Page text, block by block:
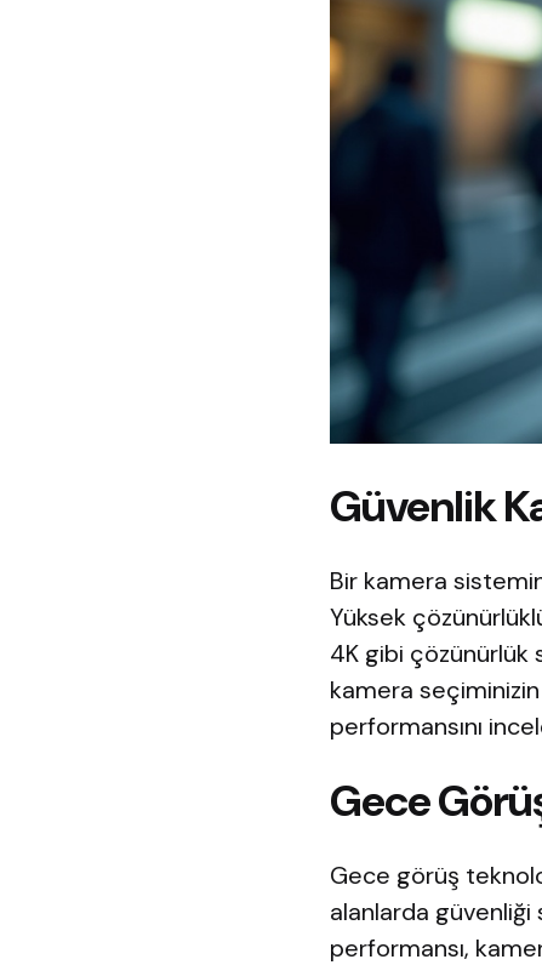
Güvenlik
Bir kamera
Yüksek
4K gibi çözünürlük
kamera
performansını
Gece
Gece görüş
alanlarda güvenliği
performansı,